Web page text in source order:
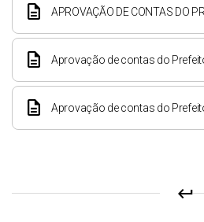
description APROVAÇÃO DE CONTAS DO
description Aprovação de contas do
description Aprovação de contas do
keyboard_return